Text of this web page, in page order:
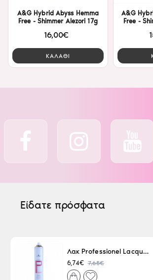
A&G Hybrid Abyss Hemma
Free - Shimmer Alezori 17g
16,00€
ΚΑΛΑΘΙ
A&G
Free -
Είδατε πρόσφατα
Λακ Professionel Lacque Super Strong 500ml
6,74€ 7,65€